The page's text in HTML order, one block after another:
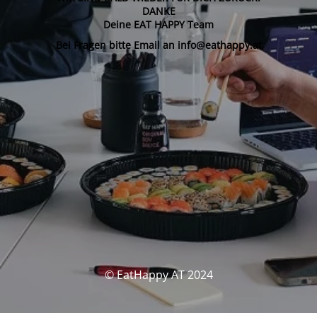
DANKE
Deine EAT HAPPY Team
Bei Fragen bitte Email an info@eathappy.at
© EatHappy AT 2024